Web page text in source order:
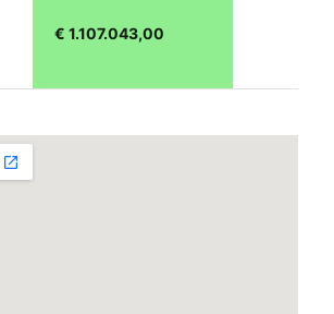
€ 1.107.043,00